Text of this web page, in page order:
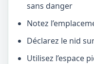
sans danger
Notez
Déclarez le nid
Utilisez l’espace